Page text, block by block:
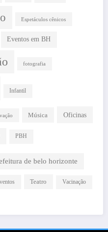
Espetáculos cênicos
Eventos em BH
fotografia
Infantil
Música Oficinas
PBH
de belo horizonte
Teatro Vacinação